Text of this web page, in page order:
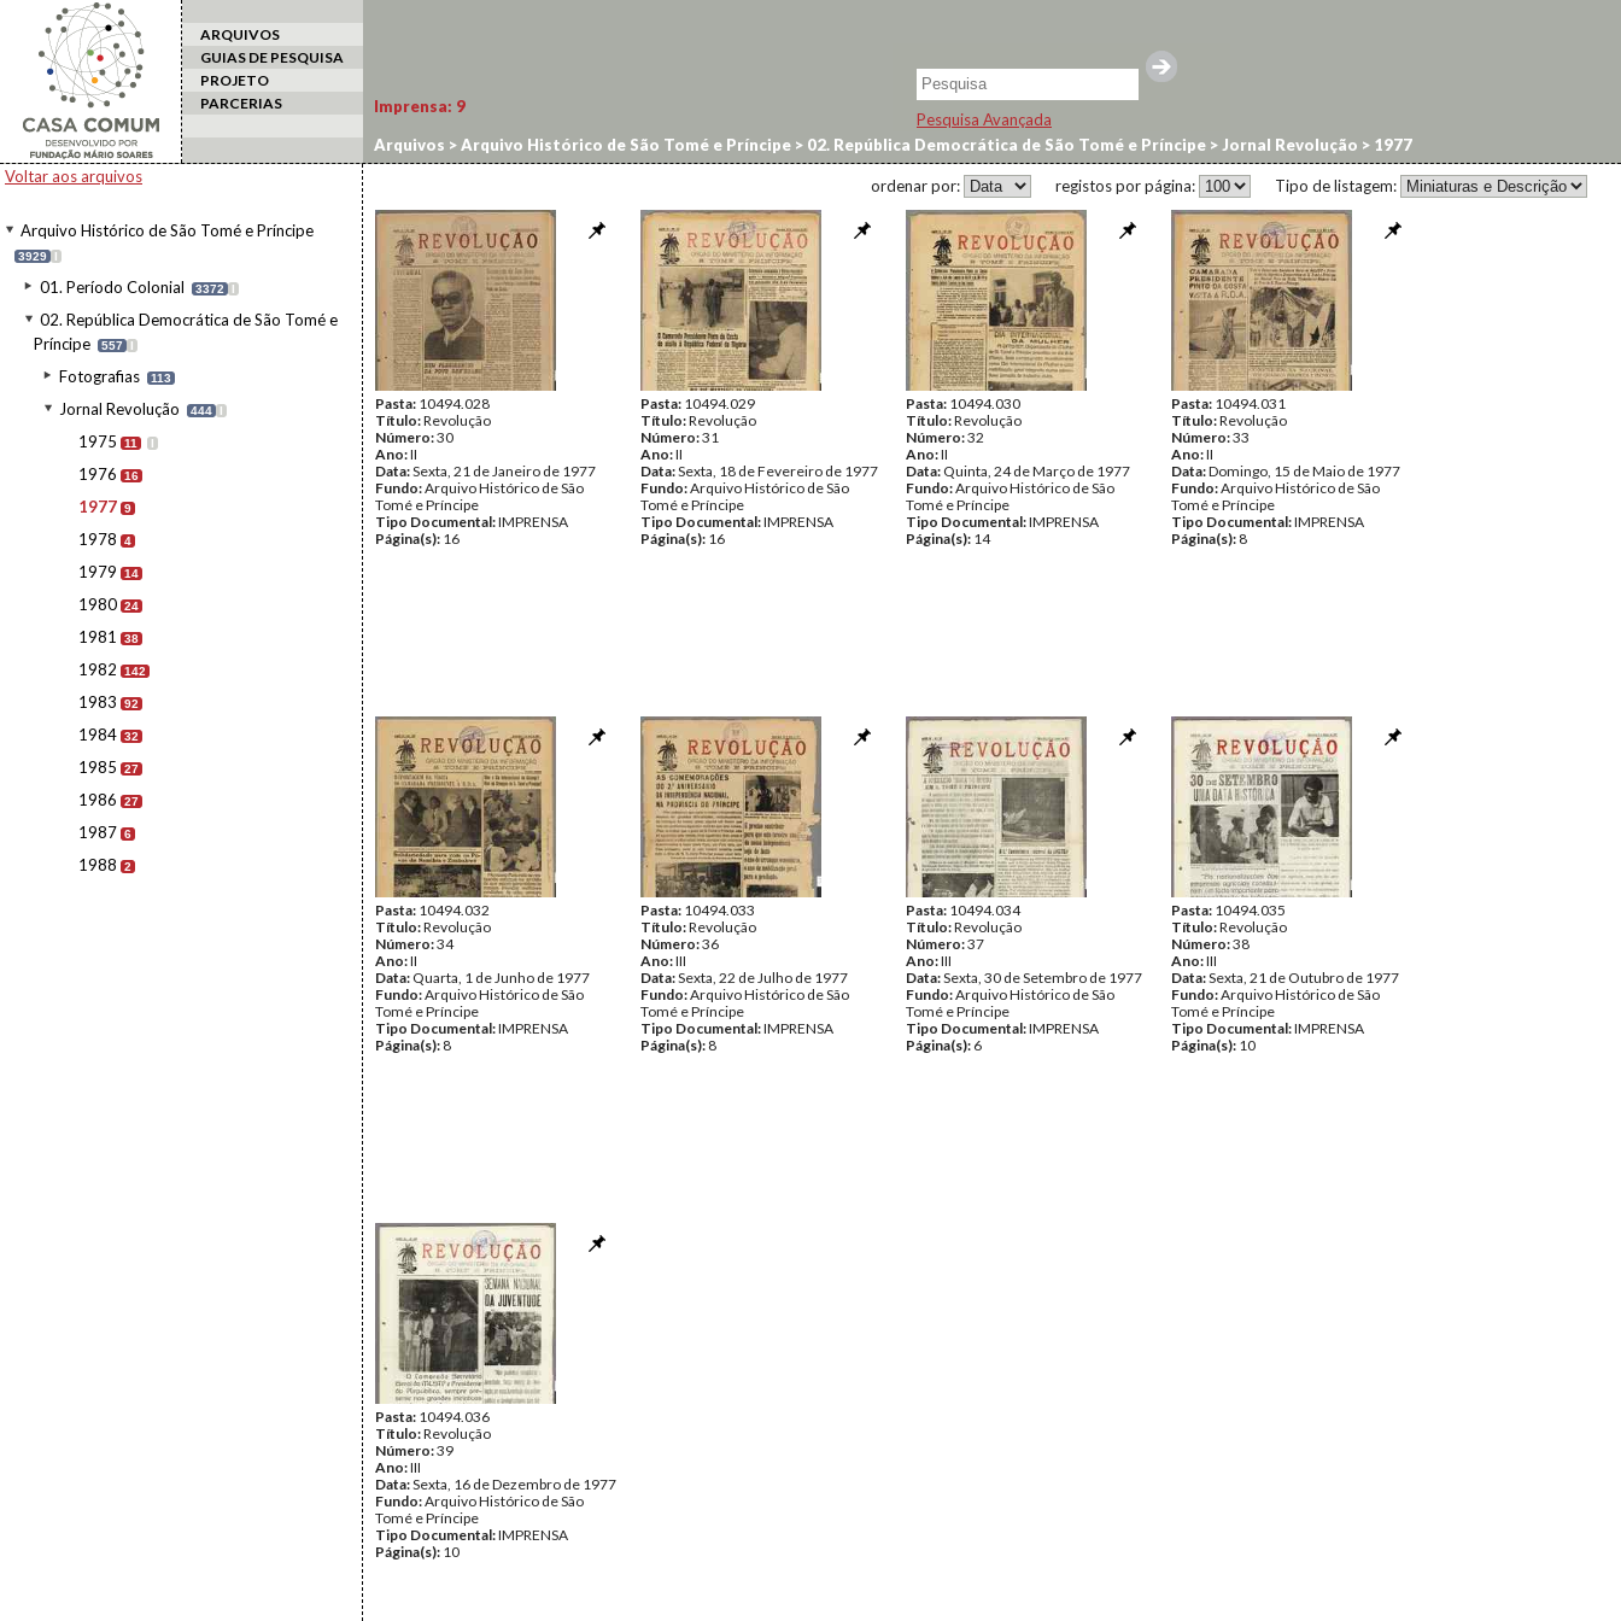
ARQUIVOS
GUIAS DE PESQUISA
PROJETO
PARCERIAS
Pesquisa Avançada
Voltar aos arquivos
Arquivo Histórico de São Tomé e Príncipe
3929 I
01. Período Colonial 3372 I
02. República Democrática de São Tomé e
Príncipe
557 I
Fotografias 113
Jornal Revolução 444 I
1975 11 I
1976 16
1977 9
1978 4
1979 14
1980 24
1981 38
1982 142
1983 92
1984 32
1985 27
1986 27
1987 6
1988 2
Imprensa: 9
Arquivos >Arquivo Histórico de São Tomé e Príncipe > 02. República Democrática de São Tomé e Príncipe > Jornal Revolução > 1977
Tipo de listagem:
registos por página:
ordenar por:
Pasta: 10494.028
Título:Revolução
Número:30
Ano:II
Data:Sexta, 21 de Janeiro de 1977
Fundo:Arquivo Histórico de São
Tomé e Príncipe
Tipo Documental:IMPRENSA
Página(s): 16
Pasta: 10494.029
Título:Revolução
Número:31
Ano:II
Data:Sexta, 18 de Fevereiro de 1977
Fundo:Arquivo Histórico de São
Tomé e Príncipe
Tipo Documental:IMPRENSA
Página(s): 16
Pasta: 10494.030
Título:Revolução
Número:32
Ano:II
Data: Quinta, 24 de Março de 1977
Fundo:Arquivo Histórico de São
Tomé e Príncipe
Tipo Documental:IMPRENSA
Página(s): 14
Pasta: 10494.031
Título:Revolução
Número:33
Ano:II
Data:Domingo, 15 de Maio de 1977
Fundo:Arquivo Histórico de São
Tomé e Príncipe
Tipo Documental:IMPRENSA
Página(s): 8
Pasta: 10494.032
Título:Revolução
Número:34
Ano:II
Data: Quarta, 1 de Junho de 1977
Fundo:Arquivo Histórico de São
Tomé e Príncipe
Tipo Documental:IMPRENSA
Página(s): 8
Pasta: 10494.033
Título:Revolução
Número:36
Ano:III
Data:Sexta, 22 de Julho de 1977
Fundo:Arquivo Histórico de São
Tomé e Príncipe
Tipo Documental:IMPRENSA
Página(s): 8
Pasta: 10494.034
Título:Revolução
Número:37
Ano:III
Data:Sexta, 30 de Setembro de 1977
Fundo:Arquivo Histórico de São
Tomé e Príncipe
Tipo Documental:IMPRENSA
Página(s): 6
Pasta: 10494.035
Título:Revolução
Número:38
Ano:III
Data:Sexta, 21 de Outubro de 1977
Fundo:Arquivo Histórico de São
Tomé e Príncipe
Tipo Documental:IMPRENSA
Página(s): 10
Pasta: 10494.036
Título:Revolução
Número:39
Ano:III
Data:Sexta, 16 de Dezembro de 1977
Fundo:Arquivo Histórico de São
Tomé e Príncipe
Tipo Documental:IMPRENSA
Página(s): 10